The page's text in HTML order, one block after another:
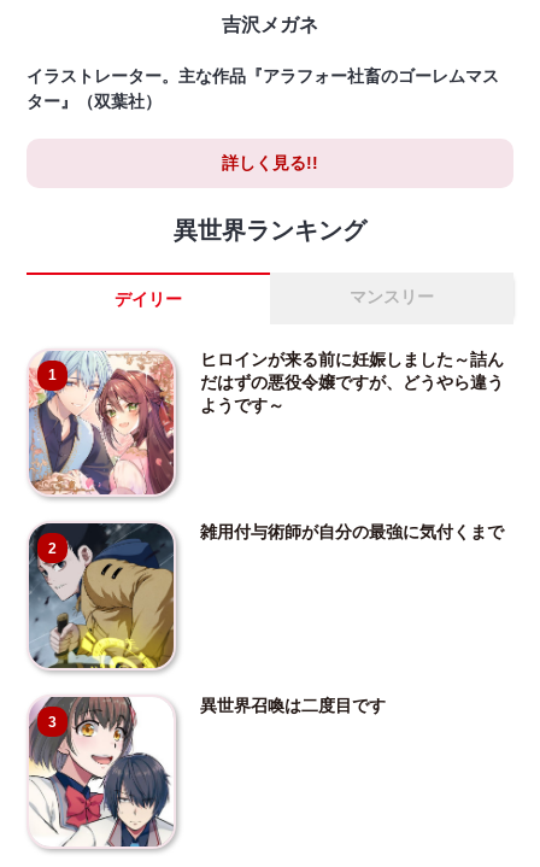
吉沢メガネ
イラストレーター。主な作品『アラフォー社畜のゴーレムマス
ター』（双葉社）
詳しく見る!!
異世界ランキング
デイリー マンスリー
1
ヒロインが来る前に妊娠しました～詰ん
だはずの悪役令嬢ですが、どうやら違う
ようです～
2
雑用付与術師が自分の最強に気付くまで
3
異世界召喚は二度目です